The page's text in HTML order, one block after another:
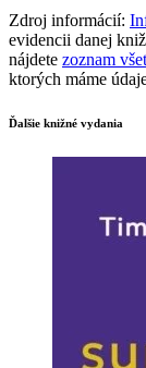
Zdroj informácií:
evidencii danej
nájdete zoznam
ktorých máme
Ďalšie knižné vydania